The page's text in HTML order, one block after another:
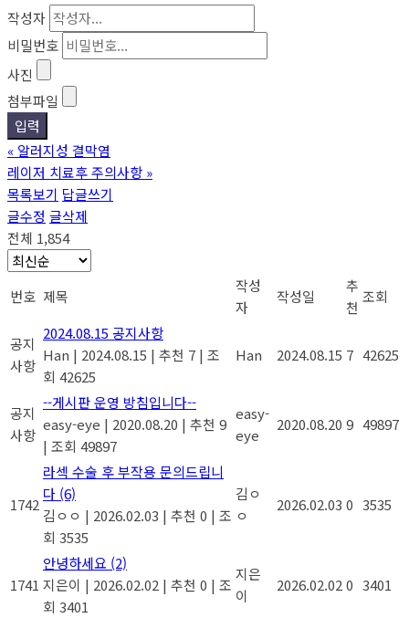
작성자
비밀번호
사진
첨부파일
« 알러지성 결막염
레이저 치료후 주의사항 »
목록보기 답글쓰기
글수정 글삭제
전체 1,854
번호 제목
작성
자
작성일
추
천
조회
공지
사항
2024.08.15 공지사항
Han | 2024.08.15 | 추천 7 | 조
회 42625
Han 2024.08.15 7 42625
공지
사항
--게시판 운영 방침입니다--
easy-eye | 2020.08.20 | 추천 9
| 조회 49897
easy-
eye
2020.08.20 9 49897
1742
라섹 수술 후 부작용 문의드립니
다 (6)
김ㅇㅇ | 2026.02.03 | 추천 0 | 조
회 3535
김ㅇ
ㅇ
2026.02.03 0 3535
1741
안녕하세요 (2)
지은이 | 2026.02.02 | 추천 0 | 조
회 3401
지은
이
2026.02.02 0 3401